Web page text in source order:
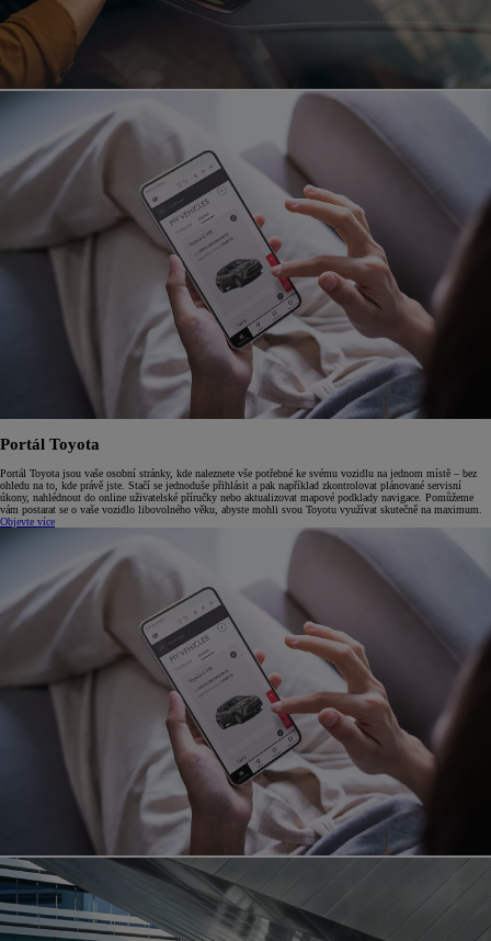
Portál Toyota
Portál Toyota jsou vaše osobní stránky, kde naleznete vše potřebné ke svému vozidlu na jednom místě –⁠ bez
ohledu na to, kde právě jste. Stačí se jednoduše přihlásit a pak například zkontrolovat plánované servisní
úkony, nahlédnout do online uživatelské příručky nebo aktualizovat mapové podklady navigace. Pomůžeme
vám postarat se o vaše vozidlo libovolného věku, abyste mohli svou Toyotu využívat skutečně na maximum.
Objevte více